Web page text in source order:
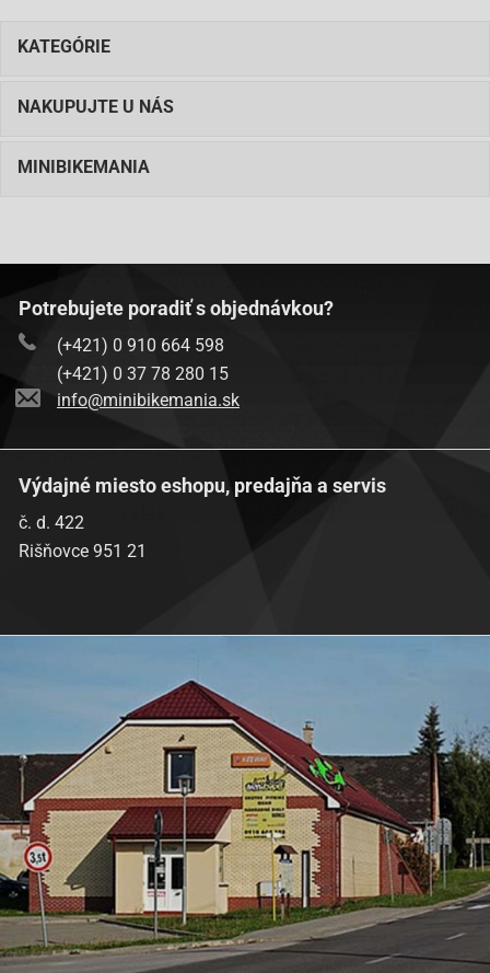
KATEGÓRIE
NAKUPUJTE U NÁS
MINIBIKEMANIA
Potrebujete poradiť s objednávkou?
(+421) 0 910 664 598
(+421) 0 37 78 280 15
info@minibikemania.sk
Výdajné miesto eshopu, predajňa a servis
č. d. 422
Rišňovce 951 21